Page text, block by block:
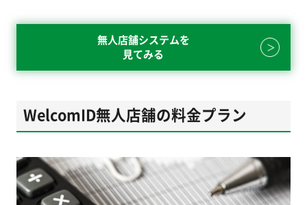
無人店舗システムを
見てみる
WelcomID無人店舗の料金プラン